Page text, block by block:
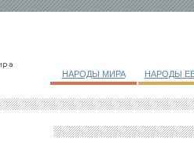
НАРОДЫ МИРА НАРОДЫ